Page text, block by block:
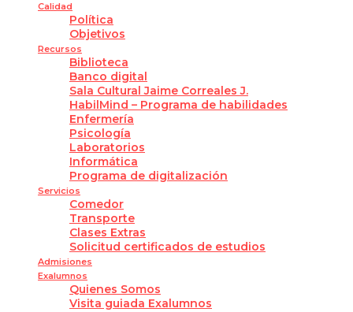
Calidad
Política
Objetivos
Recursos
Biblioteca
Banco digital
Sala Cultural Jaime Correales J.
HabilMind – Programa de habilidades
Enfermería
Psicología
Laboratorios
Informática
Programa de digitalización
Servicios
Comedor
Transporte
Clases Extras
Solicitud certificados de estudios
Admisiones
Exalumnos
Quienes Somos
Visita guiada Exalumnos